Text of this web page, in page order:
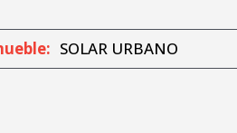
SOLAR URBANO